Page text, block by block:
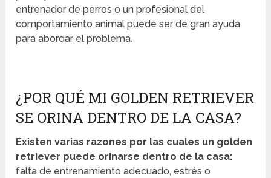
entrenador de perros o un profesional del
comportamiento animal puede ser de gran ayuda
para abordar el problema.
¿POR QUÉ MI GOLDEN RETRIEVER
SE ORINA DENTRO DE LA CASA?
Existen varias razones por las cuales un golden
retriever puede orinarse dentro de la casa:
falta de entrenamiento adecuado, estrés o